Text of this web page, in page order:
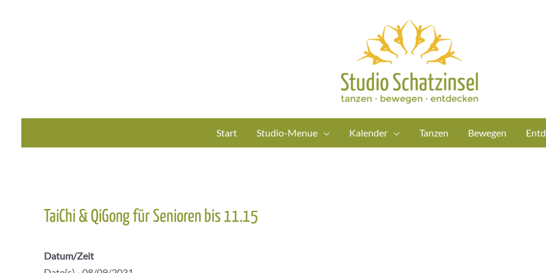
Start Studio-Menue Kalender Tanzen Bewegen
TaiChi & QiGong für Senioren bis 11.15
Datum/Zeit